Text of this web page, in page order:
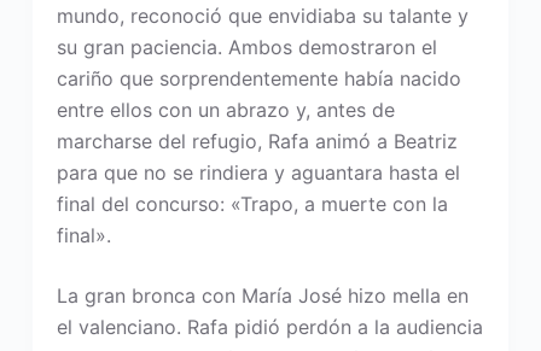
mundo, reconoció que envidiaba su talante y
su gran paciencia. Ambos demostraron el
cariño que sorprendentemente había nacido
entre ellos con un abrazo y, antes de
marcharse del refugio, Rafa animó a Beatriz
para que no se rindiera y aguantara hasta el
final del concurso: «Trapo, a muerte con la
final».
La gran bronca con María José hizo mella en
el valenciano. Rafa pidió perdón a la audiencia